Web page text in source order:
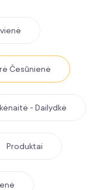
Česūnienė
- Dailydkė
Produktai